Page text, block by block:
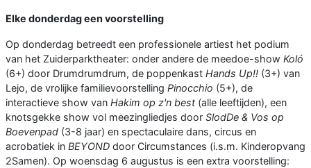
Elke donderdag een voorstelling
Op donderdag betreedt een professionele artiest het podium
van het Zuiderparktheater: onder andere de meedoe-show Koló
(6+) door Drumdrumdrum, de poppenkast Hands Up!! (3+) van
Lejo, de vrolijke familievoorstelling Pinocchio (5+), de
interactieve show van Hakim op z'n best (alle leeftijden), een
knotsgekke show vol meezingliedjes door SlodDe & Vos op
Boevenpad (3-8 jaar) en spectaculaire dans, circus en
acrobatiek in BEYOND door Circumstances (i.s.m. Kinderopvang
2Samen). Op woensdag 6 augustus is een extra voorstelling: